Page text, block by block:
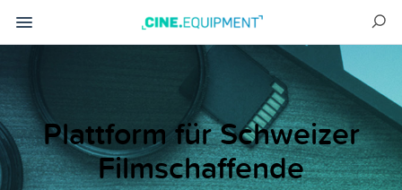
Plattform für Schweizer
Filmschaffende